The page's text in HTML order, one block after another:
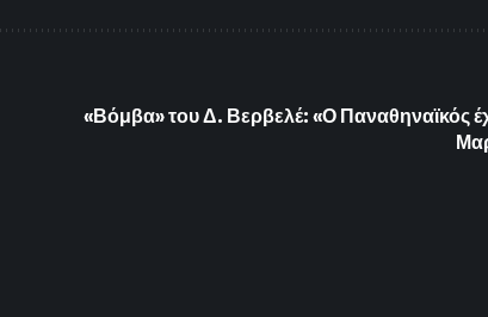
«Βόμβα» του Δ. Βερβελέ: «Ο Παναθηναϊκός